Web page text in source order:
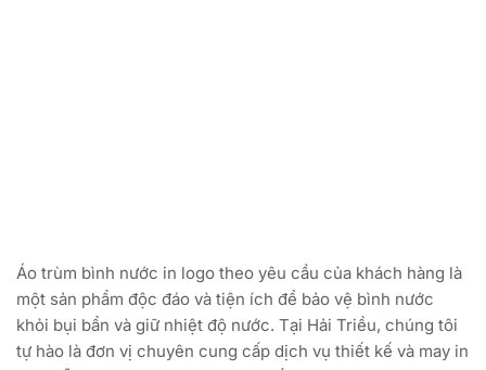
Áo trùm bình nước in logo theo yêu cầu của khách hàng là
một sản phẩm độc đáo và tiện ích để bảo vệ bình nước
khỏi bụi bẩn và giữ nhiệt độ nước. Tại Hải Triều, chúng tôi
tự hào là đơn vị chuyên cung cấp dịch vụ thiết kế và may in